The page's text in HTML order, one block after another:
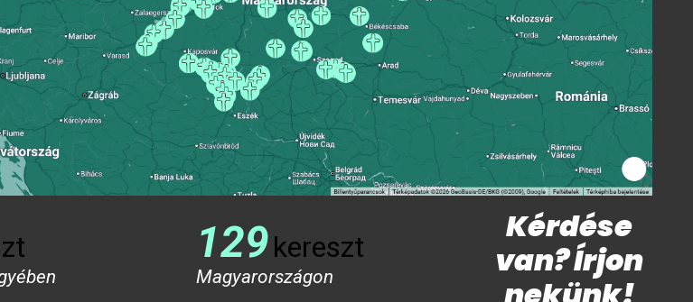
129kereszt
Magyarországon
Kérdése
van? Írjon